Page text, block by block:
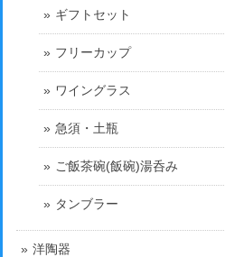
ギフトセット
フリーカップ
ワイングラス
急須・土瓶
ご飯茶碗(飯碗)湯呑み
タンブラー
洋陶器